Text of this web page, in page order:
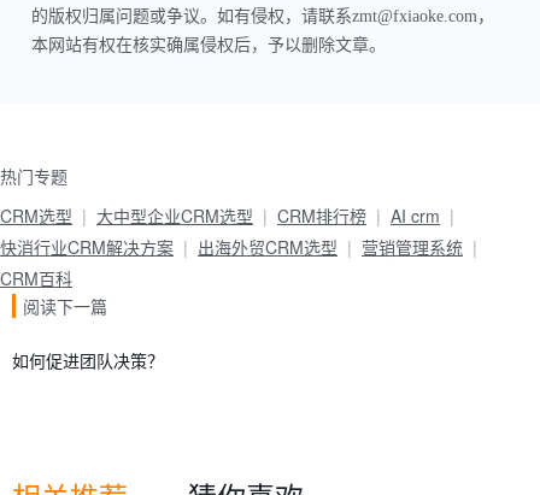
的版权归属问题或争议。如有侵权，请联系zmt@fxiaoke.com，
本网站有权在核实确属侵权后，予以删除文章。
热门专题
CRM选型
大中型企业CRM选型 CRM排行榜
AI crm
快消行业CRM解决方案
出海外贸CRM选型
营销管理系统
CRM百科
阅读下一篇
如何促进团队决策？